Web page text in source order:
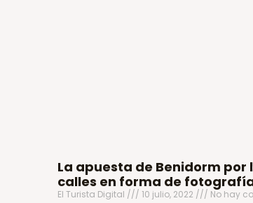
La apuesta de Benidorm
calles en forma de
El Turista Digital 10 julio, 2022 No hay